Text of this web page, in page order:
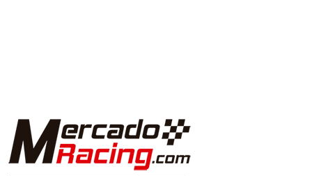
Porsche
Skoda
OTRAS MARCAS